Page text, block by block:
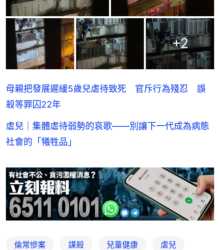
+2
母親把發展遲緩5歲兒虐待致死 官斥行為殘忍 誤
殺等罪囚22年
虐兒｜集體虐待弱勢的哀歌——別讓下一代成為病態
社會的「犧牲品」
倫常慘案 謀殺 兒童健康 虐兒